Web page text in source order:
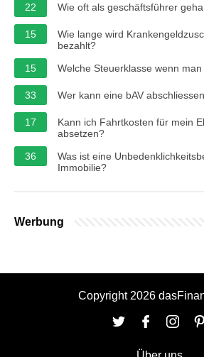
22 Wie oft als geschäftsführer
15
Wie lange wird
bezahlt?
15
Welche Steuerklasse wenn
33 Wer kann eine bAV
17
Kann ich Fahrtkosten für mein
absetzen?
36
Was ist eine
Immobilie?
Werbung
Copyright 2026